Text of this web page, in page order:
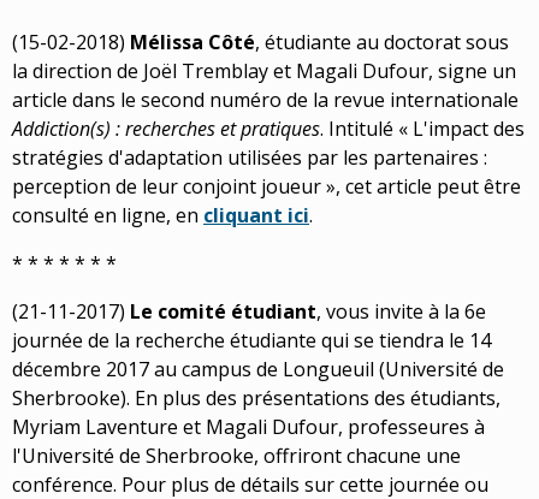
(15-02-2018) Mélissa Côté, étudiante au doctorat sous
la direction de Joël Tremblay et Magali Dufour, signe un
article dans le second numéro de la revue internationale
Addiction(s) : recherches et pratiques. Intitulé « L'impact des
stratégies d'adaptation utilisées par les partenaires :
perception de leur conjoint joueur », cet article peut être
consulté en ligne, en cliquant ici.
* * * * * * *
(21-11-2017) Le comité étudiant, vous invite à la 6e
journée de la recherche étudiante qui se tiendra le 14
décembre 2017 au campus de Longueuil (Université de
Sherbrooke). En plus des présentations des étudiants,
Myriam Laventure et Magali Dufour, professeures à
l'Université de Sherbrooke, offriront chacune une
conférence. Pour plus de détails sur cette journée ou